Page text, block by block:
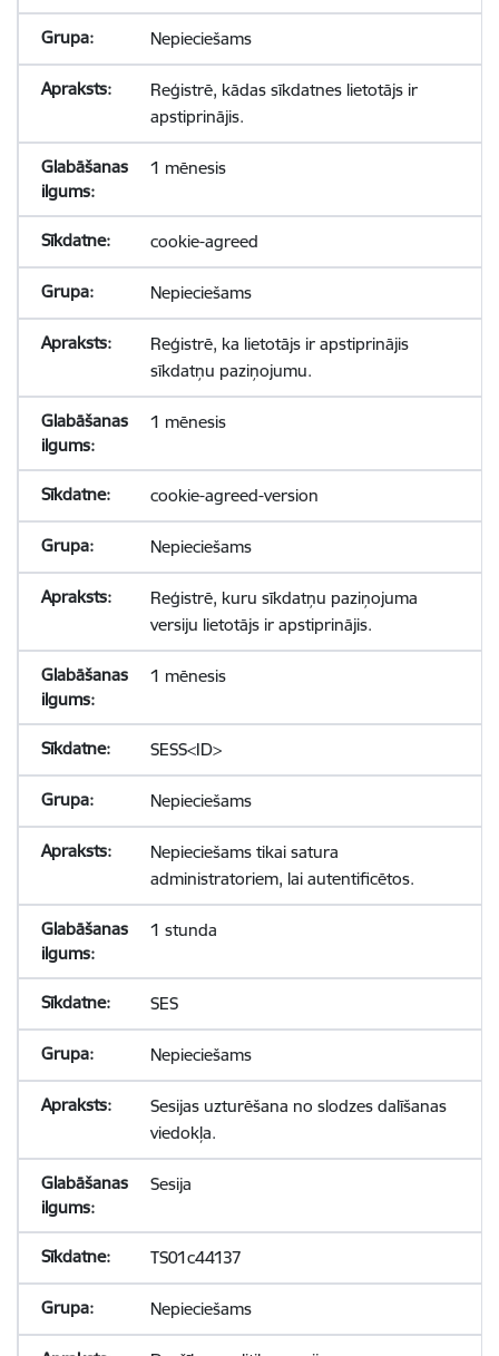
Nepieciešams
Reģistrē, kādas sīkdatnes lietotājs ir
apstiprinājis.
1 mēnesis
cookie-agreed
Nepieciešams
Reģistrē, ka lietotājs ir apstiprinājis
sīkdatņu paziņojumu.
1 mēnesis
cookie-agreed-version
Nepieciešams
Reģistrē, kuru sīkdatņu paziņojuma
versiju lietotājs ir apstiprinājis.
1 mēnesis
SESS<ID>
Nepieciešams
Nepieciešams tikai satura
administratoriem, lai autentificētos.
1 stunda
SES
Nepieciešams
Sesijas uzturēšana no slodzes dalīšanas
viedokļa.
Sesija
TS01c44137
Nepieciešams